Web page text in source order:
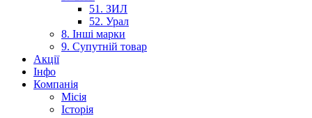
51. ЗИЛ
52. Урал
8. Інші марки
9. Супутній товар
Акції
Інфо
Компанія
Місія
Історія